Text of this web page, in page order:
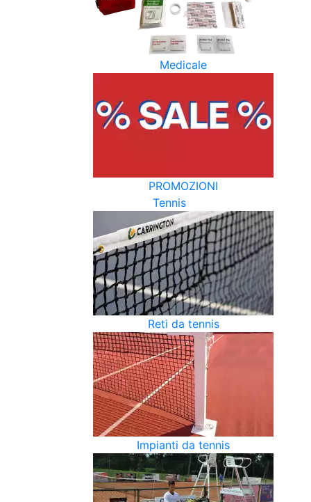
Medicale
PROMOZIONI
Tennis
Reti da tennis
Impianti da tennis